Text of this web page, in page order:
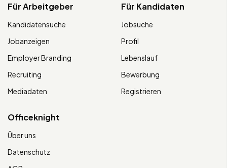
Für Arbeitgeber
Kandidatensuche
Jobanzeigen
Employer Branding
Recruiting
Mediadaten
Für Kandidaten
Jobsuche
Profil
Lebenslauf
Bewerbung
Registrieren
Officeknight
Über uns
Datenschutz